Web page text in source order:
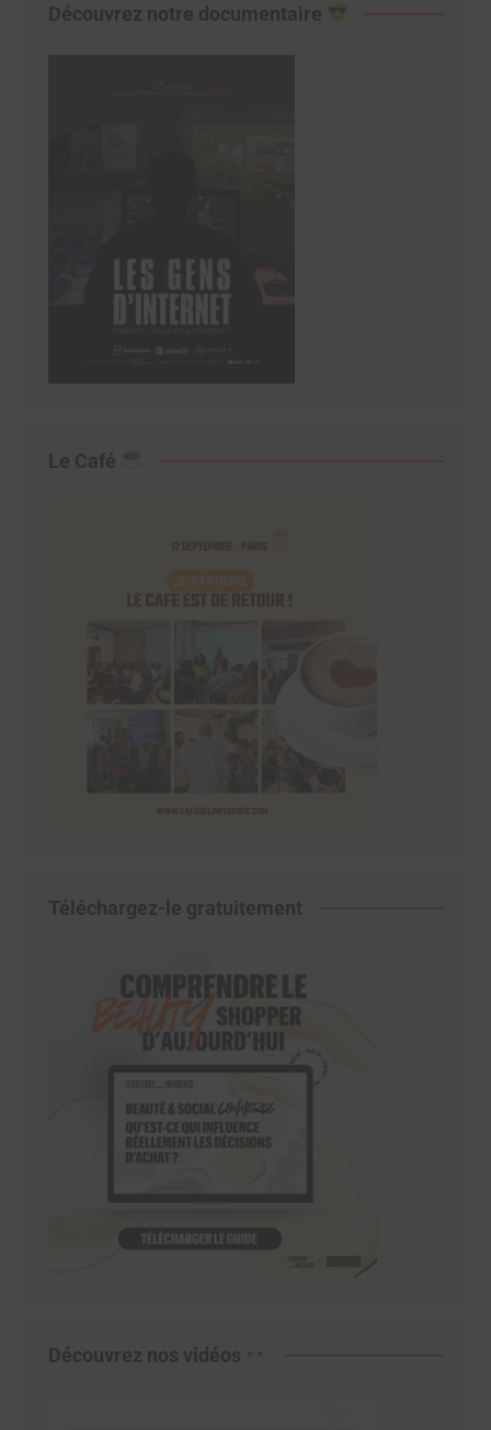
Découvrez notre documentaire
Le Café
Téléchargez-le gratuitement
Découvrez nos vidéos